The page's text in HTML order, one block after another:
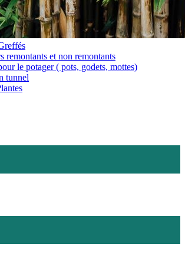
remontants et non remontants
le potager ( pots, godets, mottes)
tunnel